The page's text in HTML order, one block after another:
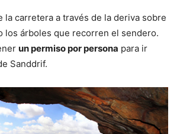
la carretera a través de la deriva sobre
los árboles que recorren el sendero.
un permiso por persona para ir
Sanddrif.